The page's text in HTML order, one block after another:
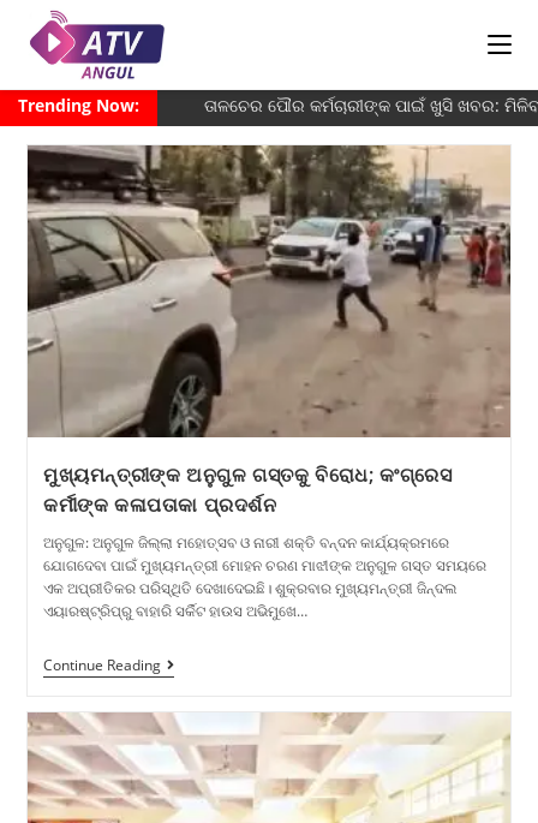
Trending Now: ତାଳଚେର ପୌର କର୍ମଚାରୀଙ୍କ ପାଇଁ ଖୁସି ଖବର:
ମୁଖ୍ୟମନ୍ତ୍ରୀଙ୍କ ଅନୁଗୁଳ ଗସ୍ତକୁ ବିରୋଧ; କଂଗ୍ରେସ
କର୍ମୀଙ୍କ କଳାପତାକା ପ୍ରଦର୍ଶନ
ଅନୁଗୁଳ: ଅନୁଗୁଳ ଜିଲ୍ଲା ମହୋତ୍ସବ ଓ ନାରୀ ଶକ୍ତି ବନ୍ଦନ କାର୍ଯ୍ୟକ୍ରମରେ
ଯୋଗଦେବା ପାଇଁ ମୁଖ୍ୟମନ୍ତ୍ରୀ ମୋହନ ଚରଣ ମାଝୀଙ୍କ ଅନୁଗୁଳ ଗସ୍ତ ସମୟରେ
ଏକ ଅପ୍ରୀତିକର ପରିସ୍ଥିତି ଦେଖାଦେଇଛି। ଶୁକ୍ରବାର ମୁଖ୍ୟମନ୍ତ୍ରୀ ଜିନ୍ଦଲ
ଏୟାରଷ୍ଟ୍ରିପ୍‌ରୁ ବାହାରି ସର୍କିଟ ହାଉସ ଅଭିମୁଖେ…
Continue Reading